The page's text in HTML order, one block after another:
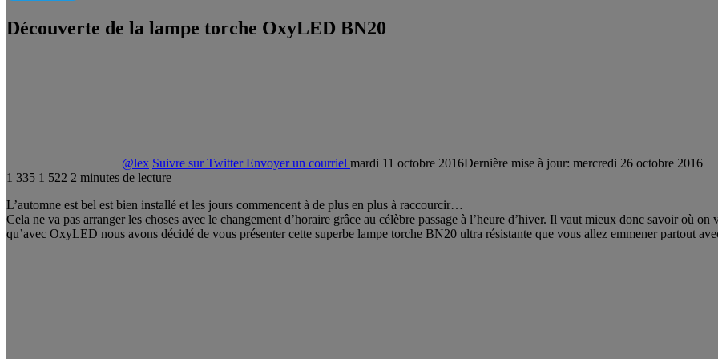
Découverte de la lampe torche OxyLED BN20
@lex Suivre sur Twitter Envoyer un courriel mardi 11 octobre 2016Dernière mise à jour: mercredi 26 octobre 2016
1 335 1 522 2 minutes de lecture
L’automne est bel est bien installé et les jours commencent à de plus en plus à raccourcir…
Cela ne va pas arranger les choses avec le changement d’horaire grâce au célèbre passage à l’heure d’hiver. Il vaut mieux donc savoir où
qu’avec OxyLED nous avons décidé de vous présenter cette superbe lampe torche BN20 ultra résistante que vous allez emmener partout